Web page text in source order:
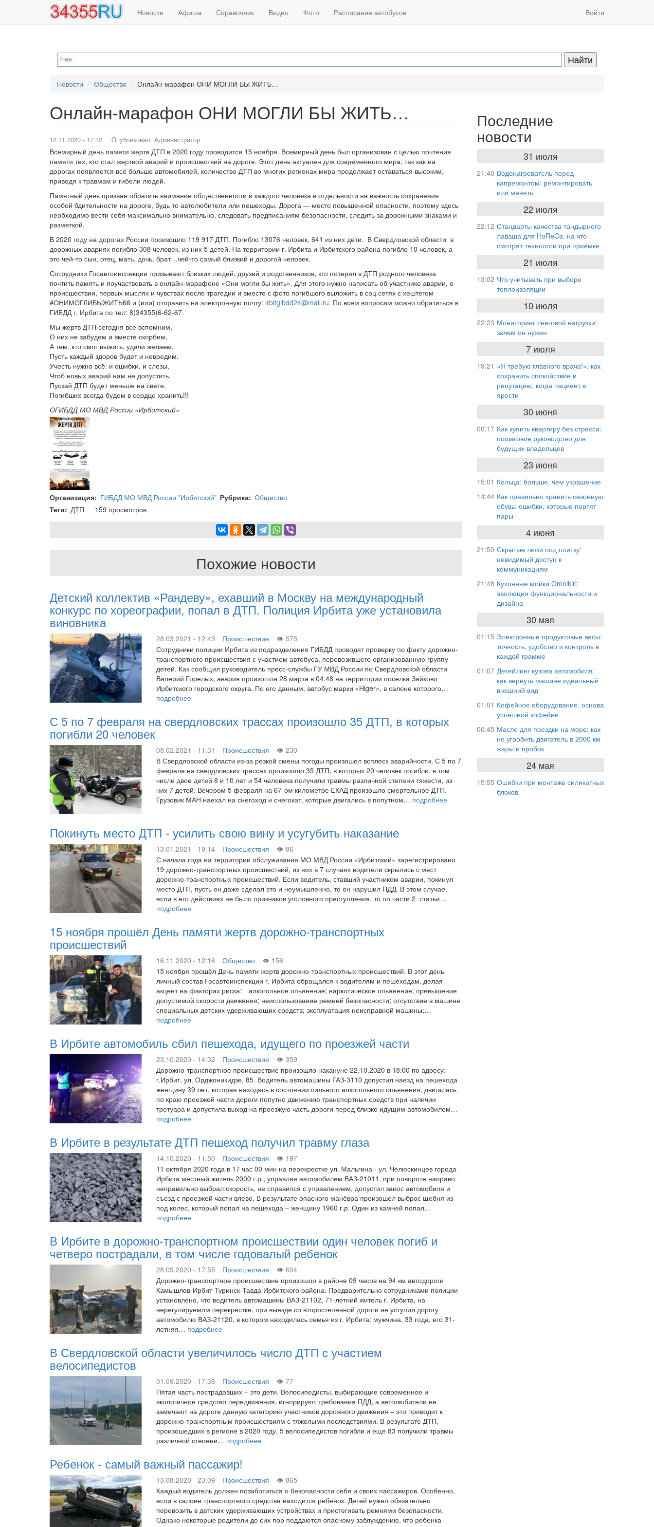
основному
Основная
навигация
Новости Афиша Справочник Видео Фото Расписание автобусов
Меню
учётной
пользователя
Войти
Новости Общество Онлайн-марафон ОНИ МОГЛИ БЫ ЖИТЬ…
Онлайн-марафон ОНИ МОГЛИ БЫ ЖИТЬ…
12.11.2020 - 17:12 Опубликовал: Администратор
Всемирный день памяти жертв ДТП в 2020 году проводится 15 ноября. Всемирный день был организован с целью почтения
памяти тех, кто стал жертвой аварий и происшествий на дороге. Этот день актуален для современного мира, так как на
дорогах появляется всё больше автомобилей, количество ДТП во многих регионах мира продолжает оставаться высоким,
приводя к травмам и гибели людей.
Памятный день призван обратить внимание общественности и каждого человека в отдельности на важность сохранения
особой бдительности на дороге, будь то автолюбители или пешеходы. Дорога — место повышенной опасности, поэтому здесь
необходимо вести себя максимально внимательно, следовать предписаниям безопасности, следить за дорожными знаками и
разметкой.
В 2020 году на дорогах России произошло 119 917 ДТП. Погибло 13076 человек, 641 из них дети. В Свердловской области в
дорожных авариях погибло 308 человек, из них 5 детей. На территории г. Ирбита и Ирбитского района погибло 10 человек, а
это чей-то сын, отец, мать, дочь, брат…чей-то самый близкий и дорогой человек.
Сотрудники Госавтоинспекции призывают близких людей, друзей и родственников, кто потерял в ДТП родного человека
почтить память и поучаствовать в онлайн-марафоне «Они могли бы жить». Для этого нужно написать об участнике аварии, о
происшествии, первых мыслях и чувствах после трагедии и вместе с фото погибшего выложить в соц.сетях с хештегом
#ОНИМОГЛИБЫЖИТЬ66 и (или) отправить на электронную почту: irbitgibdd24@mail.ru. По всем вопросам можно обратиться в
ГИБДД г. Ирбита по тел: 8(34355)6-62-67.
Мы жертв ДТП сегодня все вспомним,
О них не забудем и вместе скорбим,
А тем, кто смог выжить, удачи желаем,
Пусть каждый здоров будет и невредим.
Учесть нужно всё: и ошибки, и слезы,
Чтоб новых аварий нам не допустить,
Пускай ДТП будет меньше на свете,
Погибших всегда будем в сердце хранить!!!
ОГИБДД МО МВД России «Ирбитский»
Организация ГИБДД МО МВД России "Ирбитский" Рубрика Общество
Теги
ДТП 159 просмотров
Похожие новости
Детский коллектив «Рандеву», ехавший в Москву на международный
конкурс по хореографии, попал в ДТП. Полиция Ирбита уже установила
виновника
28.03.2021 - 12:43 Происшествия
575
Сотрудники полиции Ирбита из подразделения ГИБДД проводят проверку по факту дорожно-
транспортного происшествия с участием автобуса, перевозившего организованную группу
детей. Как сообщил руководитель пресс-службы ГУ МВД России по Свердловской области
Валерий Горелых, авария произошла 28 марта в 04.48 на территории поселка Зайково
Ирбитского городского округа. По его данным, автобус марки «Higer», в салоне которого…
подробнее
С 5 по 7 февраля на свердловских трассах произошло 35 ДТП, в которых
погибли 20 человек
08.02.2021 - 11:31 Происшествия
230
В Свердловской области из-за резкой смены погоды произошел всплеск аварийности. С 5 по 7
февраля на свердловских трассах произошло 35 ДТП, в которых 20 человек погибли, в том
числе двое детей 8 и 10 лет и 54 человека получили травмы различной степени тяжести, из
них 7 детей: Вечером 5 февраля на 67-ом километре ЕКАД произошло смертельное ДТП.
Грузовик МАН наехал на снегоход и снегокат, которые двигались в попутном… подробнее
Покинуть место ДТП - усилить свою вину и усугубить наказание
13.01.2021 - 19:14 Происшествия
86
С начала года на территории обслуживания МО МВД России «Ирбитский» зарегистрировано
19 дорожно-транспортных происшествий, из них в 7 случаях водители скрылись с мест
дорожно-транспортных происшествий. Если водитель, ставший участником аварии, покинул
место ДТП, пусть он даже сделал это и неумышленно, то он нарушил ПДД. В этом случае,
если в его действиях не было признаков уголовного преступления, то по части 2 статьи…
подробнее
15 ноября прошёл День памяти жертв дорожно-транспортных
происшествий
16.11.2020 - 12:16 Общество
156
15 ноября прошёл День памяти жертв дорожно-транспортных происшествий. В этот день
личный состав Госавтоинспекции г. Ирбита обращался к водителям и пешеходам, делая
акцент на факторах риска:⠀ алкогольное опьянение; наркотическое опьянение; превышение
допустимой скорости движения; неиспользование ремней безопасности; отсутствие в машине
специальных детских удерживающих средств; эксплуатация неисправной машины;…
подробнее
В Ирбите автомобиль сбил пешехода, идущего по проезжей части
23.10.2020 - 14:32 Происшествия
359
Дорожно-транспортное происшествие произошло накануне 22.10.2020 в 18:00 по адресу:
г.Ирбит, ул. Орджоникидзе, 85. Водитель автомашины ГАЗ-3110 допустил наезд на пешехода
женщину 39 лет, которая находясь в состоянии сильного алкогольного опьянения, двигалась
по краю проезжей части дороги попутно движению транспортных средств при наличии
тротуара и допустила выход на проезжую часть дороги перед близко идущим автомобилем…
подробнее
В Ирбите в результате ДТП пешеход получил травму глаза
14.10.2020 - 11:50 Происшествия
197
11 октября 2020 года в 17 час 00 мин на перекрестке ул. Мальгина - ул. Челюскинцев города
Ирбита местный житель 2000 г.р., управляя автомобилем ВАЗ-21011, при повороте направо
неправильно выбрал скорость, не справился с управлением, допустил занос автомобиля и
съезд с проезжей части влево. В результате опасного манёвра произошел выброс щебня из-
под колес, который попал на пешехода – женщину 1960 г.р. Один из камней попал…
подробнее
В Ирбите в дорожно-транспортном происшествии один человек погиб и
четверо пострадали, в том числе годовалый ребенок
28.09.2020 - 17:55 Происшествия
604
Дорожно-транспортное происшествие произошло в районе 09 часов на 94 км автодороги
Камышлов-Ирбит-Туринск-Тавда Ирбитского района. Предварительно сотрудниками полиции
установлено, что водитель автомашины ВАЗ-21102, 71-летний житель г. Ирбита, на
нерегулируемом перекрёстке, при выезде со второстепенной дороги не уступил дорогу
автомобилю ВАЗ-21120, в котором находилась семья из г. Ирбита: мужчина, 33 года, его 31-
летняя… подробнее
В Свердловской области увеличилось число ДТП с участием
велосипедистов
01.09.2020 - 17:38 Происшествия
77
Пятая часть пострадавших – это дети. Велосипедисты, выбирающие современное и
экологичное средство передвижения, игнорируют требования ПДД, а автолюбители не
замечают на дороге данную категорию участников дорожного движения – это приводит к
дорожно-транспортным происшествиям с тяжелыми последствиями. В результате ДТП,
произошедших в регионе в 2020 году, 5 велосипедистов погибли и еще 83 получили травмы
различной степени… подробнее
Ребенок - самый важный пассажир!
13.08.2020 - 23:09 Происшествия
865
Каждый водитель должен позаботиться о безопасности себя и своих пассажиров. Особенно,
если в салоне транспортного средства находится ребенок. Детей нужно обязательно
перевозить в детских удерживающих устройствах и пристегивать ремнями безопасности.
Однако некоторые родители до сих пор поддаются опасному заблуждению, что ребенка
Последние
новости
31 июля
21:40 Водонагреватель перед
капремонтом: ремонтировать
или менять
22 июля
22:12 Стандарты качества тандырного
лаваша для HoReCa: на что
смотрят технологи при приёмке
21 июля
13:02 Что учитывать при выборе
теплоизоляции
10 июля
22:23 Мониторинг снеговой нагрузки:
зачем он нужен
7 июля
19:21 «Я требую главного врача!»: как
сохранить спокойствие и
репутацию, когда пациент в
ярости
30 июня
00:17 Как купить квартиру без стресса:
пошаговое руководство для
будущих владельцев
23 июня
15:01 Кольца: больше, чем украшение
14:44 Как правильно хранить сезонную
обувь: ошибки, которые портят
пары
4 июня
21:50 Скрытые люки под плитку:
невидимый доступ к
коммуникациям
21:48 Кухонные мойки Omoikiri:
эволюция функциональности и
дизайна
30 мая
01:15 Электронные продуктовые весы:
точность, удобство и контроль в
каждой грамме
01:07 Детейлинг кузова автомобиля:
как вернуть машине идеальный
внешний вид
01:01 Кофейное оборудование: основа
успешной кофейни
00:45 Масло для поездки на море: как
не угробить двигатель в 2000 км
жары и пробок
24 мая
15:55 Ошибки при монтаже силикатных
блоков